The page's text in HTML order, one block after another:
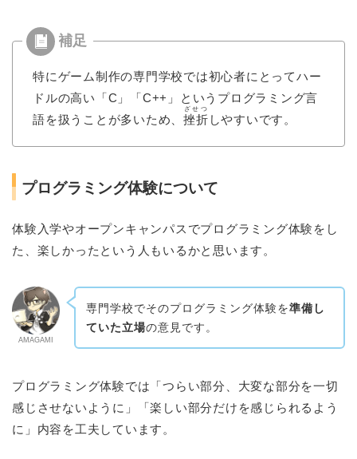
特にゲーム制作の専門学校では初心者にとってハー
ドルの高い「C」「C++」というプログラミング言
語を扱うことが多いため、挫折
ざせつ
しやすいです。
プログラミング体験について
体験入学やオープンキャンパスでプログラミング体験をし
た、楽しかったという人もいるかと思います。
AMAGAMI
専門学校でそのプログラミング体験を準備し
ていた立場の意見です。
プログラミング体験では「つらい部分、大変な部分を一切
感じさせないように」「楽しい部分だけを感じられるよう
に」内容を工夫しています。